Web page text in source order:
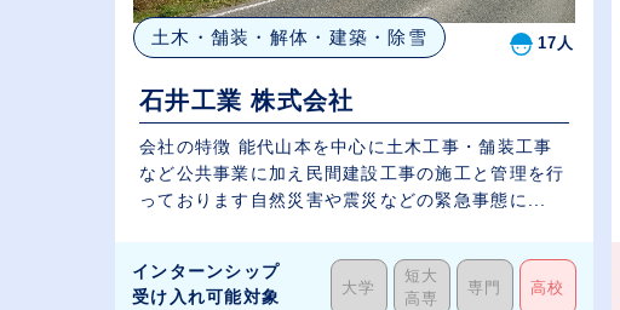
土木・舗装・解体・建築・除雪 17人
石井工業 株式会社
会社の特徴 能代山本を中心に土木工事・舗装工事
など公共事業に加え民間建設工事の施工と管理を行
っております自然災害や震災などの緊急事態に...
インターンシップ
受け入れ可能対象
大学
短大
高専
専門 高校